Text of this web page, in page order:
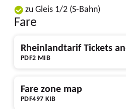
zu Gleis 1/2 (S-Bahn)
Fare
PDF2 MIB
Rheinlandtarif Tickets
PDF497 KIB
Fare zone map